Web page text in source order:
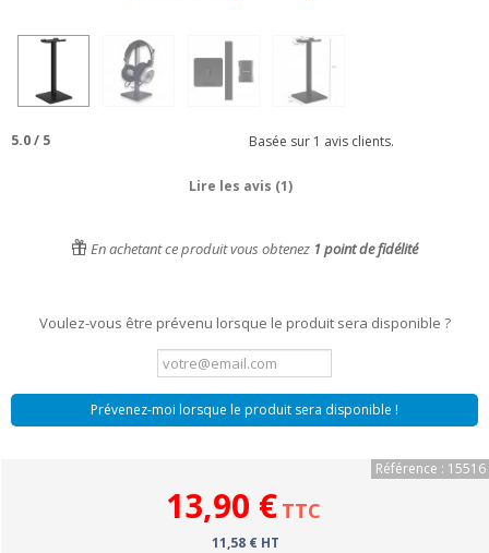
5.0/ 5 Basée sur 1 avis clients.
Lire les avis (1)
En achetant ce produit vous obtenez 1 point de fidélité
Voulez-vous être prévenu lorsque le produit sera disponible ?
Prévenez-moi lorsque le produit sera disponible !
Référence : 15516
13,90 € TTC
11,58 € HT